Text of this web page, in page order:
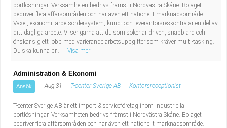
portlösningar. Verksamheten bedrivs främst i Nordvästra Skåne. Bolaget
bedriver flera affärsområden och har även ett nationellt marknadsområde.
Växel, ekonomi, arbetsordersystem, kund- och leverantörsreskontra är en del av
ditt dagliga arbete. Vi ser gärna att du som söker är driven, snabblärd och
önskar sig ett jobb med varierande arbetsuppgifter som kräver multi-tasking.
Du ska kunna pr...
Visa mer
Administration & Ekonomi
Ansök Aug 31 T-center Sverige AB Kontorsreceptionist
T-center Sverige AB är ett import & serviceföretag inom industriella
portlösningar. Verksamheten bedrivs främst i Nordvästra Skåne. Bolaget
bedriver flera affärsområden och har även ett nationellt marknadsområde.